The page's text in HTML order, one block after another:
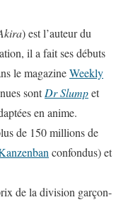
) est l’auteur du
il a fait ses débuts
le magazineWeekly
sontDr Slumpet
en anime.
de 150 millions de
confondus) et
de la division garçon-